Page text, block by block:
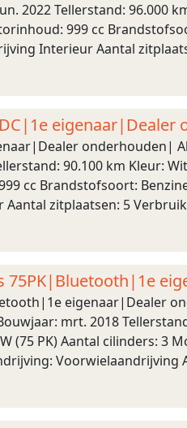
2022 Tellerstand: 96.000
999 cc
Interieur Aantal
eigenaar|Dealer
onderhouden|
90.100 km Kleur:
cc Brandstofsoort:
zitplaatsen: 5
75PK|Bluetooth|1e
eigenaar|Dealer
mrt. 2018
(75 PK) Aantal cilinders: 3
Voorwielaandrijving